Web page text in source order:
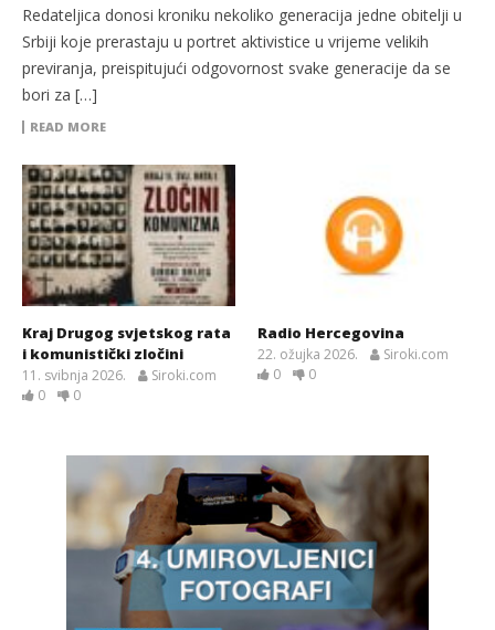
Redateljica donosi kroniku nekoliko generacija jedne obitelji u
Srbiji koje prerastaju u portret aktivistice u vrijeme velikih
previranja, preispitujući odgovornost svake generacije da se
bori za […]
READ MORE
Kraj Drugog svjetskog rata
i komunistički zločini
11. svibnja 2026.
Siroki.com
0
0
Radio Hercegovina
22. ožujka 2026.
Siroki.com
0
0